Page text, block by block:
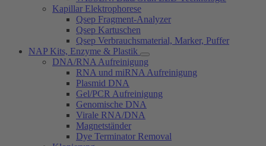
Kapillar Elektrophorese
Qsep Fragment-Analyzer
Qsep Kartuschen
Qsep Verbrauchsmaterial, Marker, Puffer
NAP Kits, Enzyme & Plastik
DNA/RNA Aufreinigung
RNA und miRNA Aufreinigung
Plasmid DNA
Gel/PCR Aufreinigung
Genomische DNA
Virale RNA/DNA
Magnetständer
Dye Terminator Removal